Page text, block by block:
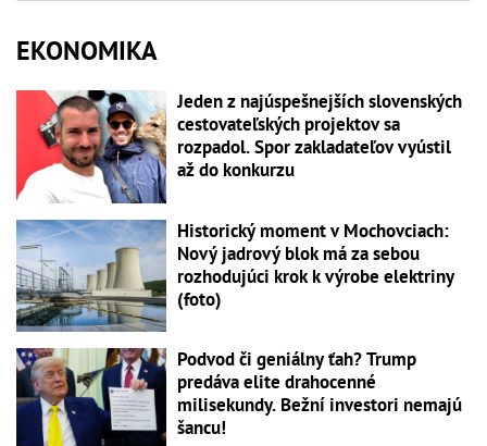
EKONOMIKA
Jeden z najúspešnejších slovenských
cestovateľských projektov sa
rozpadol. Spor zakladateľov vyústil
až do konkurzu
Historický moment v Mochovciach:
Nový jadrový blok má za sebou
rozhodujúci krok k výrobe elektriny
(foto)
Podvod či geniálny ťah? Trump
predáva elite drahocenné
milisekundy. Bežní investori nemajú
šancu!